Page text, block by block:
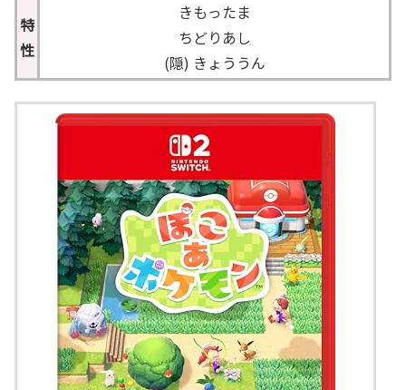
特
性
きもったま
ちどりあし
(隠) きょううん